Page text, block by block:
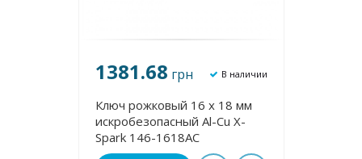
1381.68 грн В наличии
Ключ рожковый 16 х 18 мм
искробезопасный Al-Cu X-
Spark 146-1618AC